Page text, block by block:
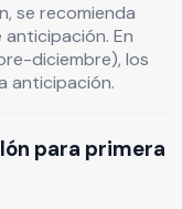
se recomienda
En
diciembre), los
anticipación.
para primera